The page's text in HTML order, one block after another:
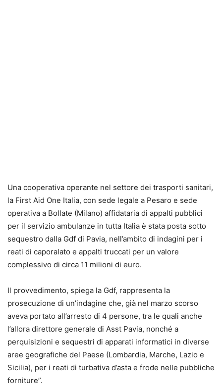
Una cooperativa operante nel settore dei trasporti sanitari,
la First Aid One Italia, con sede legale a Pesaro e sede
operativa a Bollate (Milano) affidataria di appalti pubblici
per il servizio ambulanze in tutta Italia è stata posta sotto
sequestro dalla Gdf di Pavia, nell’ambito di indagini per i
reati di caporalato e appalti truccati per un valore
complessivo di circa 11 milioni di euro.
Il provvedimento, spiega la Gdf, rappresenta la
prosecuzione di un’indagine che, già nel marzo scorso
aveva portato all’arresto di 4 persone, tra le quali anche
l’allora direttore generale di Asst Pavia, nonché a
perquisizioni e sequestri di apparati informatici in diverse
aree geografiche del Paese (Lombardia, Marche, Lazio e
Sicilia), per i reati di turbativa d’asta e frode nelle pubbliche
forniture”.